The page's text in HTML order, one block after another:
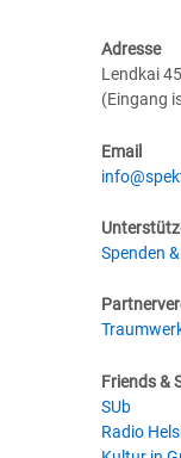
Adresse
Lendkai
(Eingang
Email
Spenden
Friends &
SUb
Radio